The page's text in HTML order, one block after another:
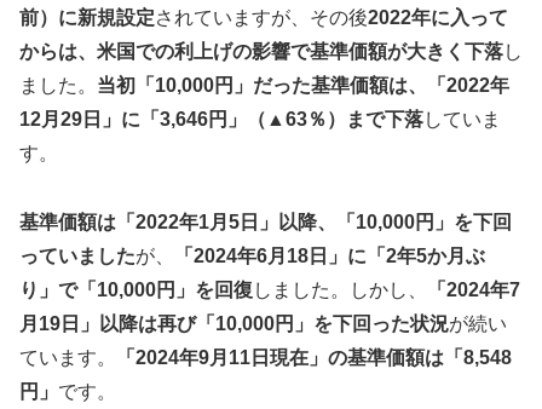
前）に新規設定されていますが、その後2022年に入って
からは、米国での利上げの影響で基準価額が大きく下落し
ました。 当初「10,000円」だった基準価額は、「2022年
12月29日」に「3,646円」（▲63％）まで下落していま
す。
基準価額は「2022年1月5日」以降、「10,000円」を下回
っていましたが、
「2024年6月18日」に「2年5か月ぶ
り」で「10,000円」を回復 しました。しかし、
「2024年7
月19日」以降は再び「10,000円」を下回った状況が続い
ています。
「2024年9月11日現在」の基準価額は「8,548
円」 です。